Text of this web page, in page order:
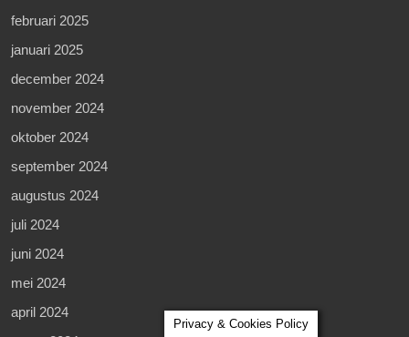
februari 2025
januari 2025
december 2024
november 2024
oktober 2024
september 2024
augustus 2024
juli 2024
juni 2024
mei 2024
april 2024
Privacy & Cookies Policy